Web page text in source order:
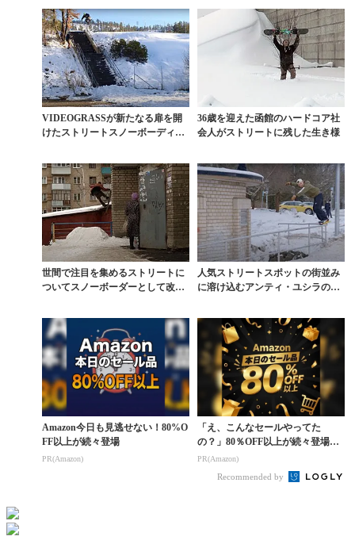
VIDEOGRASSが新たなる扉を開
けたストリートスノーボーディン
36歳を迎えた函館のハードコア社
会人がストリートに残した生き様
世間で注目を集めるストリートに
ついてスノーボーダーとして改め
人気ストリートスポットの街並み
に溶け込むアンティ・ユシラの美
Amazon今日も見逃せない！80%O
FF以上が続々登場
PR(Amazon)
「え、こんなセールやってた
の？」80％OFF以上が続々登場！
Amazonの本気が...
PR(Amazon)
Recommended by